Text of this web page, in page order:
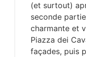
(et surtout)
seconde
charmante et
Piazza dei
façades, puis